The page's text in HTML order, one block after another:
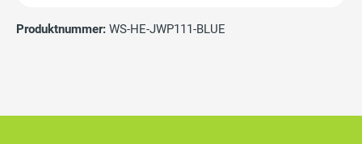
Produktnummer: WS-HE-JWP111-BLUE